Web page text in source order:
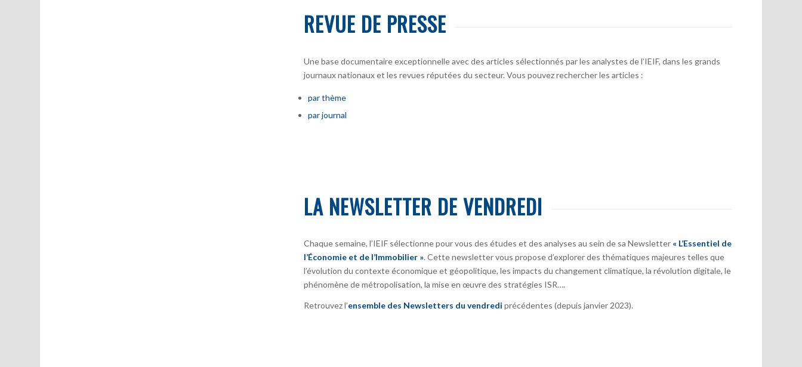
REVUE DE PRESSE
Une base documentaire exceptionnelle avec des articles sélectionnés par les analystes de l’IEIF, dans les grands
journaux nationaux et les revues réputées du secteur. Vous pouvez rechercher les articles :
par thème
par journal
LA NEWSLETTER DE VENDREDI
Chaque semaine, l’IEIF sélectionne pour vous des études et des analyses au sein de sa Newsletter « L’Essentiel de
l’Économie et de l’Immobilier ». Cette newsletter vous propose d’explorer des thématiques majeures telles que
l’évolution du contexte économique et géopolitique, les impacts du changement climatique, la révolution digitale, le
phénomène de métropolisation, la mise en œuvre des stratégies ISR….
Retrouvez l’ensemble des Newsletters du vendredi précédentes (depuis janvier 2023).